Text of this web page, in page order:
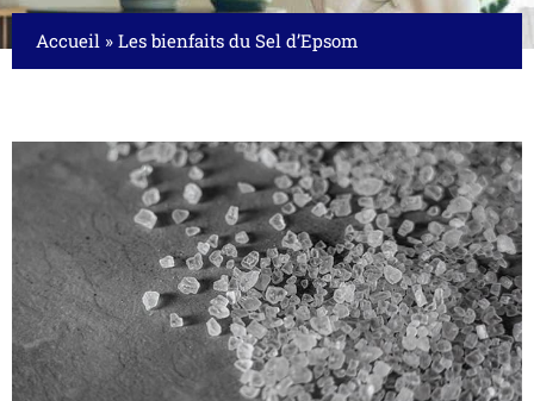
Accueil » Les bienfaits du Sel d’Epsom